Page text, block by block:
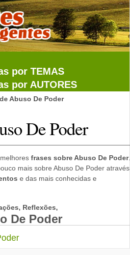
por TEMAS
por AUTORES
Abuso De Poder
De Poder
frases sobre Abuso De Poder.
mais sobre Abuso De Poder através
e das mais conhecidas e
Reflexões,
De Poder